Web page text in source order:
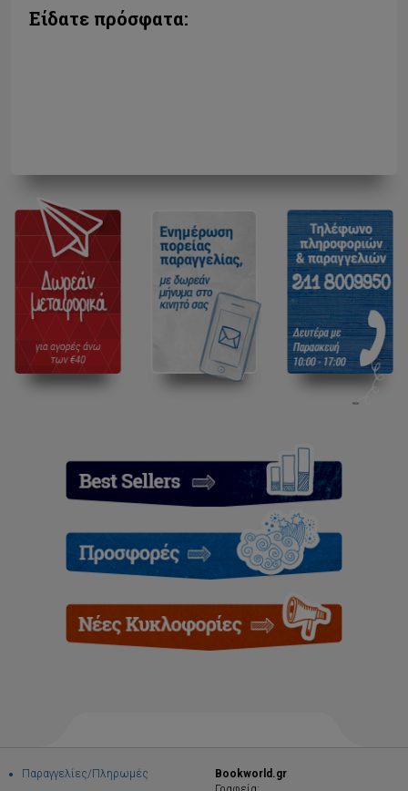
Είδατε πρόσφατα:
Παραγγελίες/Πληρωμές
Bookworld.gr